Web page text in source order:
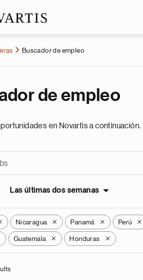
Buscador de empleo
de empleo
en Novartis a continuación.
Las últimas dos semanas
Nicaragua X Panamá X Perú X
Guatemala X Honduras X